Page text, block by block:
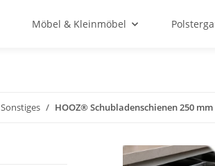
Möbel & Kleinmöbel
Sonstiges HOOZ® Schubladenschienen 250 mm